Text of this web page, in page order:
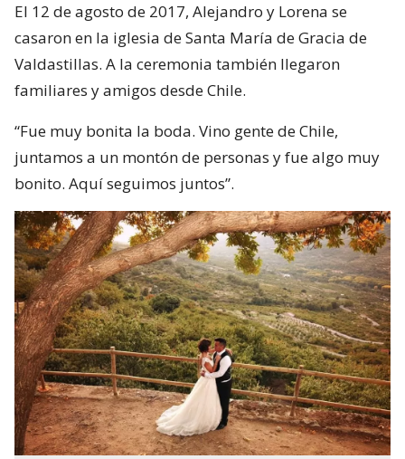
El 12 de agosto de 2017, Alejandro y Lorena se
casaron en la iglesia de Santa María de Gracia de
Valdastillas. A la ceremonia también llegaron
familiares y amigos desde Chile.
“Fue muy bonita la boda. Vino gente de Chile,
juntamos a un montón de personas y fue algo muy
bonito. Aquí seguimos juntos”.